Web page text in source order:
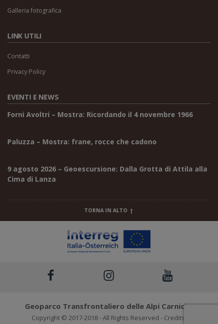
Galleria fotografica
LINK UTILI
Contatti
Privacy Policy
EVENTI E NEWS
Forni Avoltri – Mostra: Ricordando il 4 novembre 1966
Paluzza – Mostra: frane, rocce che cadono
9 agosto 2026 – Geoescursione: Dalla Grotta di Attila alla
Cima di Lanza
TORNA IN ALTO
Geoparco Transfrontaliero delle Alpi Carniche
Copyright © 2017-2018 - All Rights Reserved - Credits: